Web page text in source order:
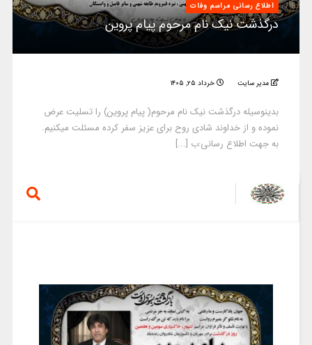
اطلاع رسانی مراسم وفات
درگذشت نیک نام مرحوم پیام پروین
مدیر سایت خرداد ۲۵, ۱۴۰۵
بدینوسیله درگذشت نیک نام مرحوم( پیام پروین) را تسلیت عرض
نموده و از خداوند شادی روح برای عزیز سفر کرده مسئلت میکنیم.
به جهت اطلاع رسانی:ب [...]